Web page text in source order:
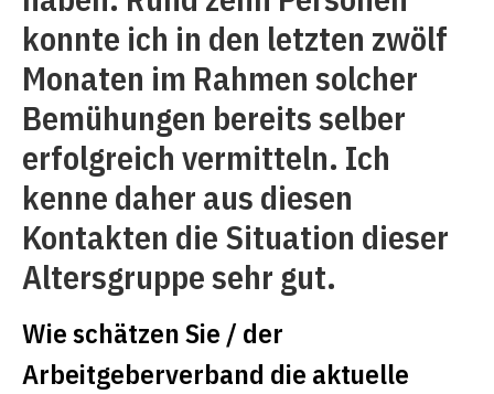
konnte ich in den letzten zwölf
Monaten im Rahmen solcher
Bemühungen bereits selber
erfolgreich vermitteln. Ich
kenne daher aus diesen
Kontakten die Situation dieser
Altersgruppe sehr gut.
Wie schätzen Sie / der
Arbeitgeberverband die aktuelle